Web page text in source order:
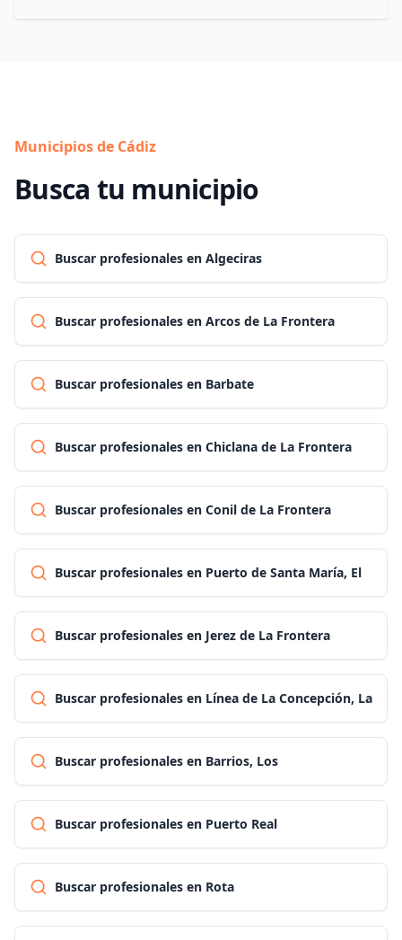
Municipios de Cádiz
Busca tu municipio
Buscar profesionales en Algeciras
Buscar profesionales en Arcos de La Frontera
Buscar profesionales en Barbate
Buscar profesionales en Chiclana de La Frontera
Buscar profesionales en Conil de La Frontera
Buscar profesionales en Puerto de Santa María, El
Buscar profesionales en Jerez de La Frontera
Buscar profesionales en Línea de La Concepción, La
Buscar profesionales en Barrios, Los
Buscar profesionales en Puerto Real
Buscar profesionales en Rota